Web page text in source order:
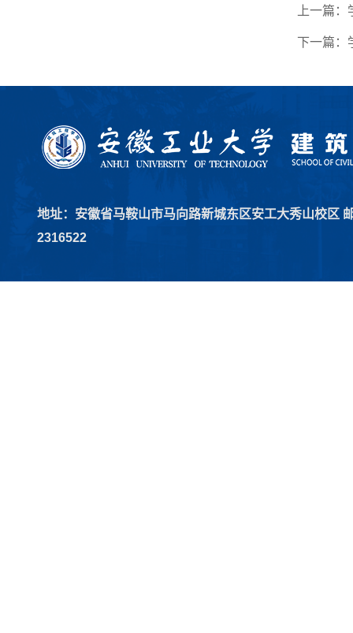
上一篇：
下一篇：
地址：安徽省马鞍山市马向路新城东区安工大秀山校区
2316522